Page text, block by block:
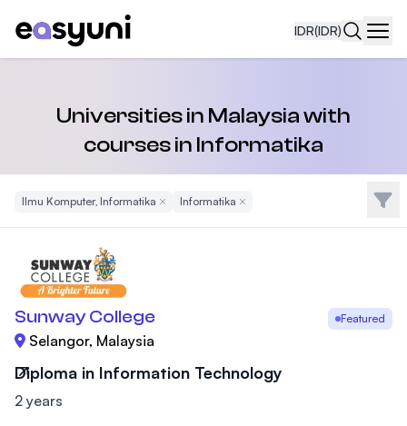
IDR(IDR)
Universities in Malaysia with
courses in Informatika
Ilmu Komputer, Informatika Remove Filter
Informatika Remove Filter Filter
Sunway College Featured
Selangor, Malaysia
Diploma in Information Technology
2 years